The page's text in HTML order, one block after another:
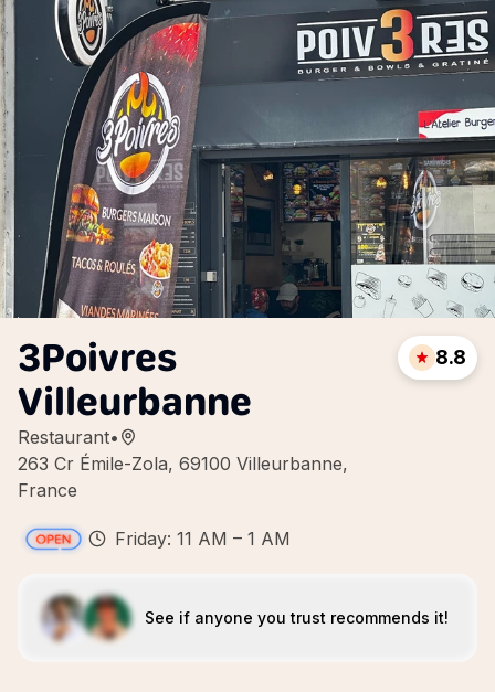
3Poivres
Villeurbanne
Restaurant•
263 Cr Émile-Zola, 69100 Villeurbanne,
France
8.8
Friday: 11 AM – 1 AM
See if anyone you trust recommends it!